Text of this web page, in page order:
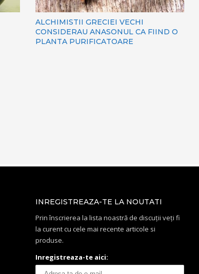
ALCHIMISTII GRECIEI VECHI
CONSIDERAU ANASONUL CA FIIND O
PLANTA PURIFICATOARE
INREGISTREAZA-TE LA NOUTATI
Prin înscrierea la lista noastră de discuții veți fi
la curent cu cele mai recente articole si
produse.
Inregistreaza-te aici: